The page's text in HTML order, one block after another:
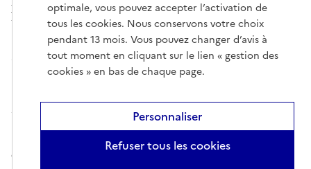
info.gouv.fr
service-public.gouv.fr
Mentions légales Gestion des cookies Données personnelles
Plan
du site
optimale, vous pouvez accepter l’activation de
tous les cookies. Nous conservons votre choix
pendant 13 mois. Vous pouvez changer d’avis à
tout moment en cliquant sur le lien « gestion des
cookies » en bas de chaque page.
Refuser tous les cookies
Personnaliser